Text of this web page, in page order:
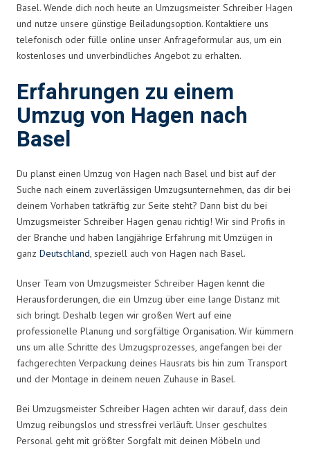
Basel. Wende dich noch heute an Umzugsmeister Schreiber Hagen
und nutze unsere günstige Beiladungsoption. Kontaktiere uns
telefonisch oder fülle online unser Anfrageformular aus, um ein
kostenloses und unverbindliches Angebot zu erhalten.
Erfahrungen zu einem
Umzug von Hagen nach
Basel
Du planst einen Umzug von Hagen nach Basel und bist auf der
Suche nach einem zuverlässigen Umzugsunternehmen, das dir bei
deinem Vorhaben tatkräftig zur Seite steht? Dann bist du bei
Umzugsmeister Schreiber Hagen genau richtig! Wir sind Profis in
der Branche und haben langjährige Erfahrung mit Umzügen in
ganz Deutschland, speziell auch von Hagen nach Basel.
Unser Team von Umzugsmeister Schreiber Hagen kennt die
Herausforderungen, die ein Umzug über eine lange Distanz mit
sich bringt. Deshalb legen wir großen Wert auf eine
professionelle Planung und sorgfältige Organisation. Wir kümmern
uns um alle Schritte des Umzugsprozesses, angefangen bei der
fachgerechten Verpackung deines Hausrats bis hin zum Transport
und der Montage in deinem neuen Zuhause in Basel.
Bei Umzugsmeister Schreiber Hagen achten wir darauf, dass dein
Umzug reibungslos und stressfrei verläuft. Unser geschultes
Personal geht mit größter Sorgfalt mit deinen Möbeln und